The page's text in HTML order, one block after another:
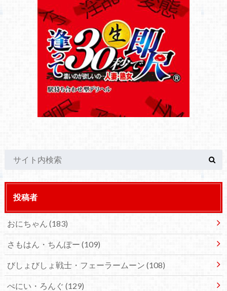
投稿者
おにちゃん (183)
さもはん・ちんぽー (109)
びしょびしょ戦士・フェーラームーン (108)
ぺにい・ろんぐ (129)